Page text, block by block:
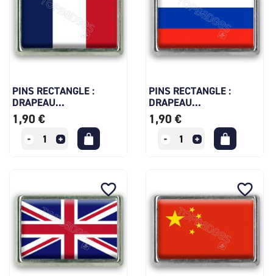
PINS RECTANGLE :
DRAPEAU...
1,90 €
PINS RECTANGLE :
DRAPEAU...
1,90 €
favorite_border favorite_border